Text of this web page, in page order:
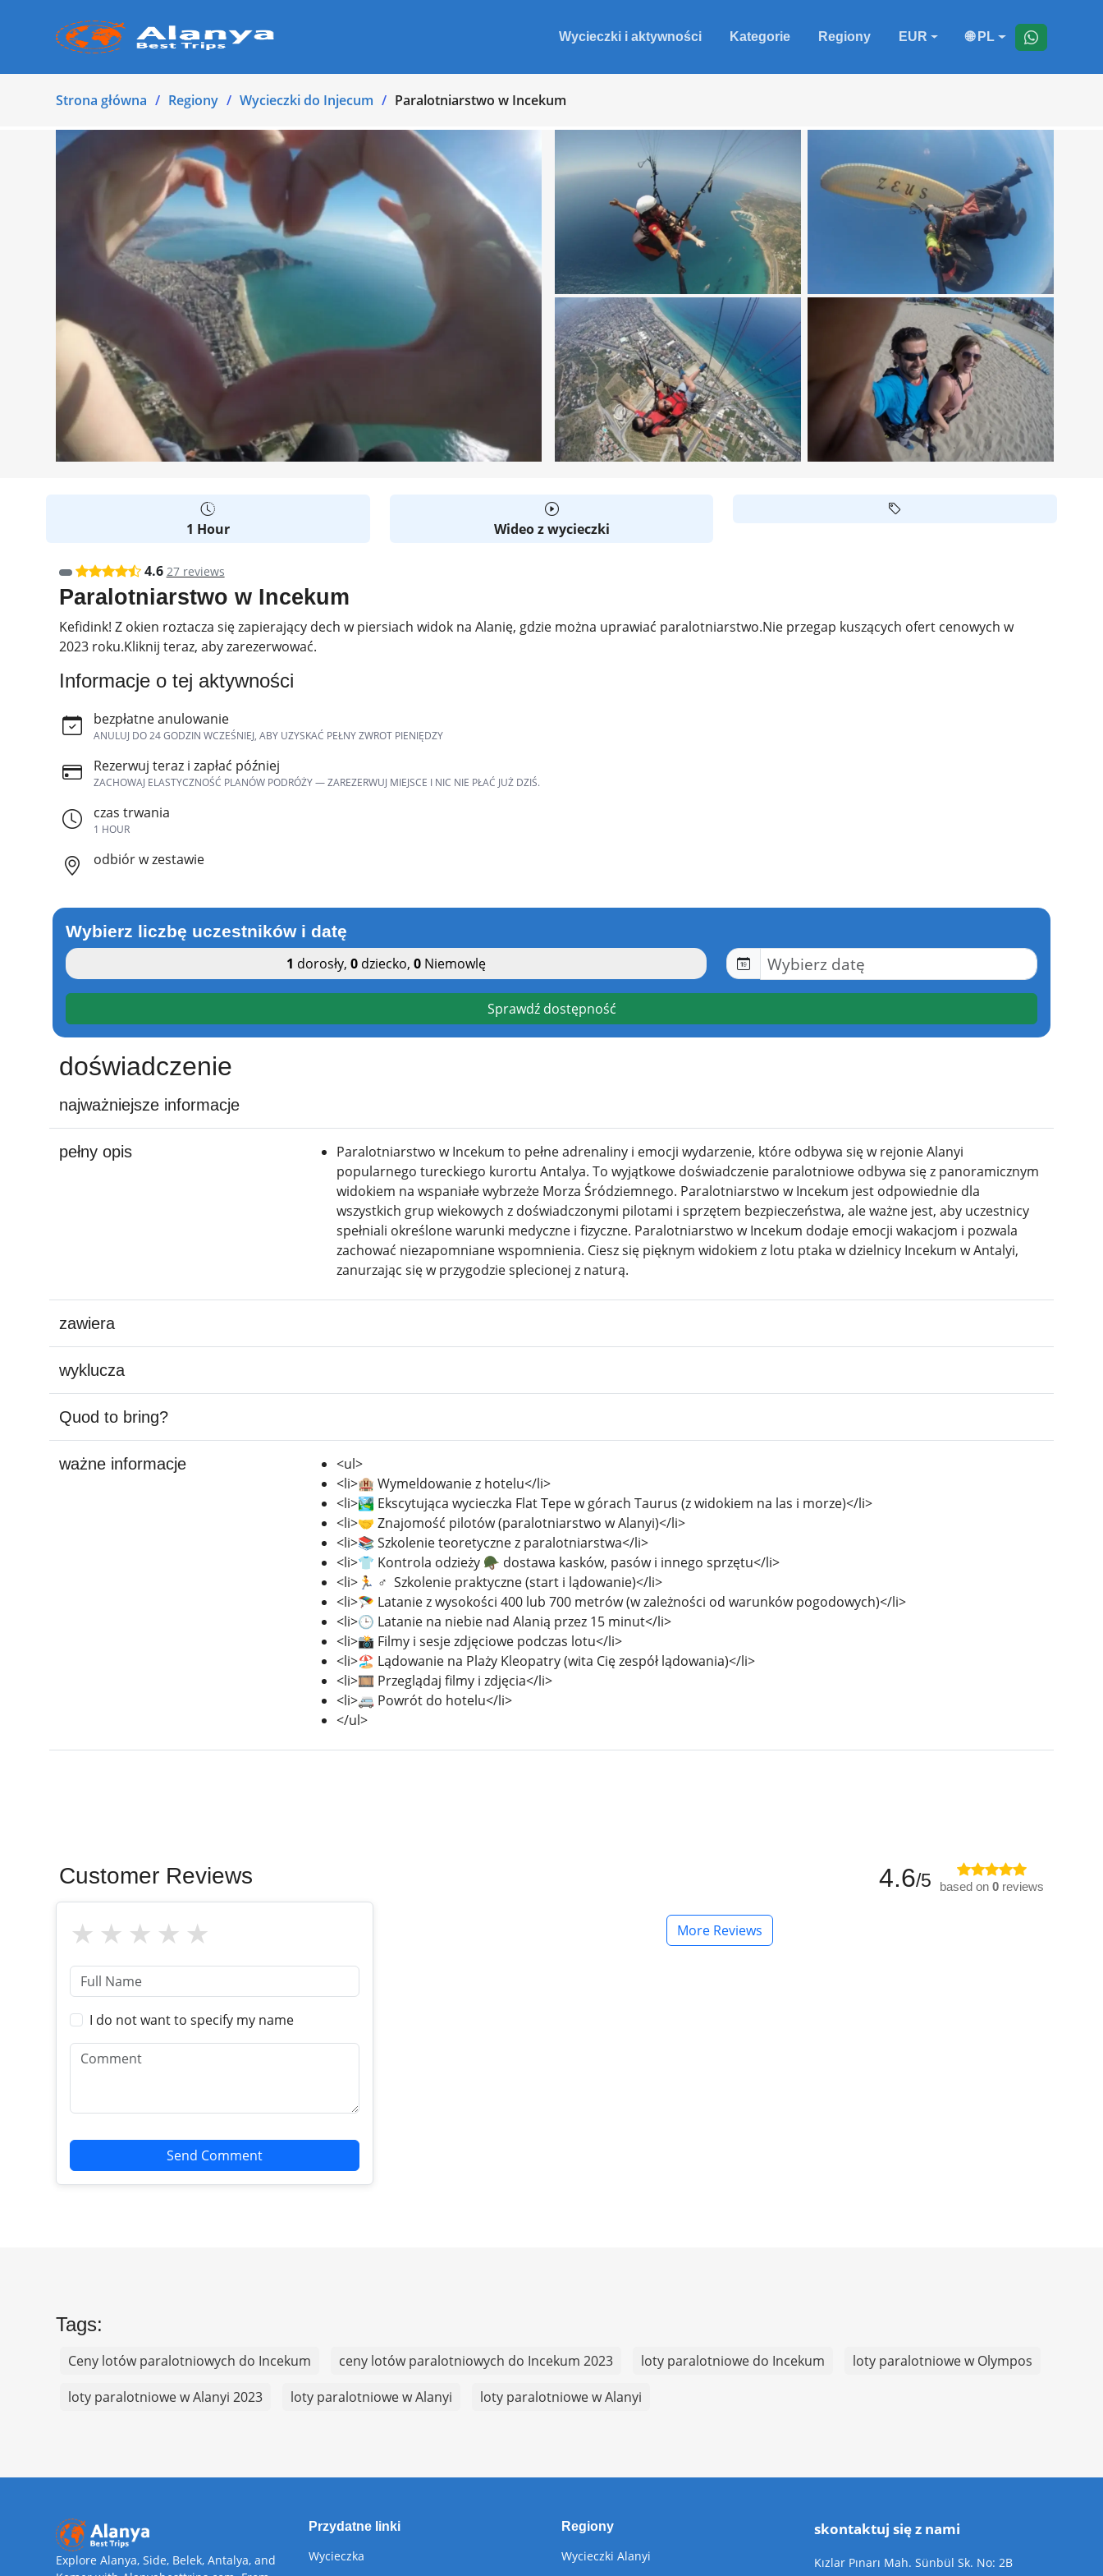
Wycieczki i aktywności Kategorie Regiony EUR 🌐 PL
Strona główna Regiony Wycieczki do Injecum Paralotniarstwo w Incekum
1 Hour Wideo z wycieczki
4.6 27 reviews
Paralotniarstwo w Incekum
Kefidink! Z okien roztacza się zapierający dech w piersiach widok na Alanię, gdzie można uprawiać paralotniarstwo.Nie przegap kuszących ofert cenowych w
2023 roku.Kliknij teraz, aby zarezerwować.
Informacje o tej aktywności
bezpłatne anulowanie
ANULUJ DO 24 GODZIN WCZEŚNIEJ, ABY UZYSKAĆ PEŁNY ZWROT PIENIĘDZY
Rezerwuj teraz i zapłać później
ZACHOWAJ ELASTYCZNOŚĆ PLANÓW PODRÓŻY — ZAREZERWUJ MIEJSCE I NIC NIE PŁAĆ JUŻ DZIŚ.
czas trwania
1 HOUR
odbiór w zestawie
Wybierz liczbę uczestników i datę
1 dorosły,0 dziecko,0 Niemowlę
Sprawdź dostępność
doświadczenie
najważniejsze informacje
pełny opis
Paralotniarstwo w Incekum to pełne adrenaliny i emocji wydarzenie, które odbywa się w rejonie Alanyi
popularnego tureckiego kurortu Antalya. To wyjątkowe doświadczenie paralotniowe odbywa się z panoramicznym
widokiem na wspaniałe wybrzeże Morza Śródziemnego. Paralotniarstwo w Incekum jest odpowiednie dla
wszystkich grup wiekowych z doświadczonymi pilotami i sprzętem bezpieczeństwa, ale ważne jest, aby uczestnicy
spełniali określone warunki medyczne i fizyczne. Paralotniarstwo w Incekum dodaje emocji wakacjom i pozwala
zachować niezapomniane wspomnienia. Ciesz się pięknym widokiem z lotu ptaka w dzielnicy Incekum w Antalyi,
zanurzając się w przygodzie splecionej z naturą.
zawiera
wyklucza
Quod to bring?
ważne informacje
<ul>
<li>🏨 Wymeldowanie z hotelu</li>
<li>🏞️ Ekscytująca wycieczka Flat Tepe w górach Taurus (z widokiem na las i morze)</li>
<li>🤝 Znajomość pilotów (paralotniarstwo w Alanyi)</li>
<li>📚 Szkolenie teoretyczne z paralotniarstwa</li>
<li>👕 Kontrola odzieży 🪖 dostawa kasków, pasów i innego sprzętu</li>
<li>🏃 ♂ ️ Szkolenie praktyczne (start i lądowanie)</li>
<li>🪂 Latanie z wysokości 400 lub 700 metrów (w zależności od warunków pogodowych)</li>
<li>🕒 Latanie na niebie nad Alanią przez 15 minut</li>
<li>📸 Filmy i sesje zdjęciowe podczas lotu</li>
<li>🏖️ Lądowanie na Plaży Kleopatry (wita Cię zespół lądowania)</li>
<li>🎞️ Przeglądaj filmy i zdjęcia</li>
<li>🚐 Powrót do hotelu</li>
</ul>
Customer Reviews 4.6/5 based on 0 reviews
I do not want to specify my name
Send Comment
More Reviews
Tags:
Ceny lotów paralotniowych do Incekum ceny lotów paralotniowych do Incekum 2023 loty paralotniowe do Incekum
loty paralotniowe w Olympos
loty paralotniowe w Alanyi 2023
loty paralotniowe w Alanyi loty paralotniowe w Alanyi
Explore Alanya, Side, Belek, Antalya, and
Przydatne linki
Wycieczka
Regiony
Wycieczki Alanyi
skontaktuj się z nami
Kızlar Pınarı Mah. Sünbül Sk. No: 2B